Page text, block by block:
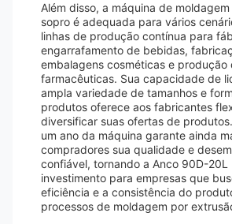
Além disso, a máquina de
sopro é adequada para vários
linhas de produção contínua para
engarrafamento de bebidas,
embalagens cosméticas e produção
farmacêuticas. Sua capacidade de
ampla variedade de tamanhos e
produtos oferece aos fabricantes
diversificar suas ofertas de
um ano da máquina garante ainda
compradores sua qualidade e
confiável, tornando a Anco 90D-20L
investimento para empresas que
eficiência e a consistência do
processos de moldagem por